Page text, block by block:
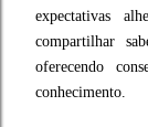
expectativas
compartilhar
oferecendo
conhecimento.